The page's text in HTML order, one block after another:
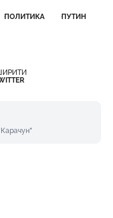
ПОЛИТИКА ПУТИН